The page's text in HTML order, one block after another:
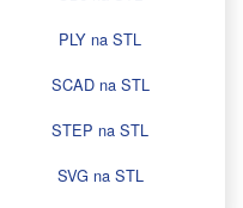
PLY na STL
SCAD na STL
STEP na STL
SVG na STL